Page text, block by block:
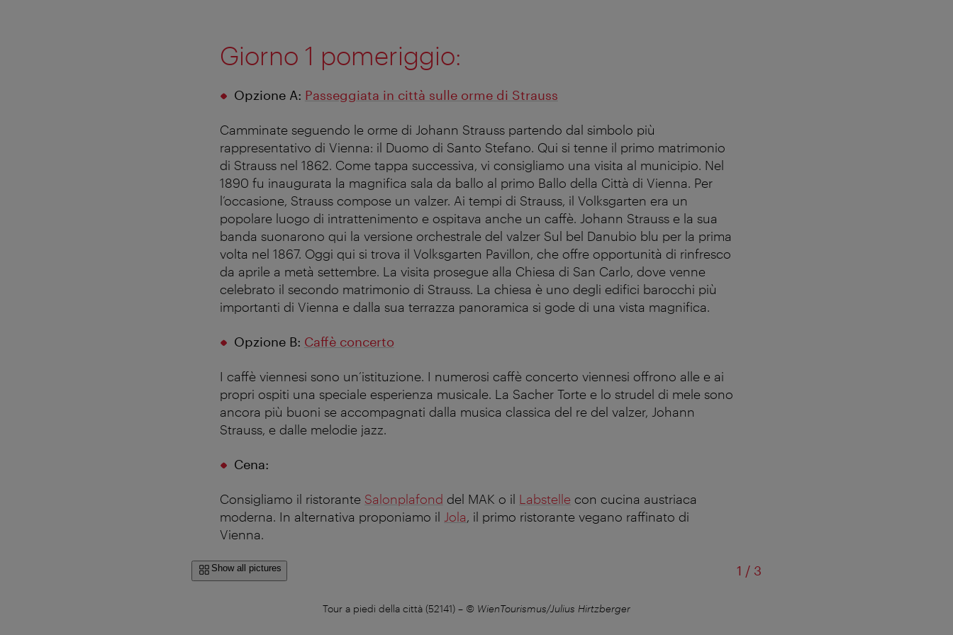
Giorno 1 pomeriggio:
Opzione A: Passeggiata in città sulle orme di Strauss
Camminate seguendo le orme di Johann Strauss partendo dal simbolo più
rappresentativo di Vienna: il Duomo di Santo Stefano. Qui si tenne il primo matrimonio
di Strauss nel 1862. Come tappa successiva, vi consigliamo una visita al municipio. Nel
1890 fu inaugurata la magnifica sala da ballo al primo Ballo della Città di Vienna. Per
l’occasione, Strauss compose un valzer. Ai tempi di Strauss, il Volksgarten era un
popolare luogo di intrattenimento e ospitava anche un caffè. Johann Strauss e la sua
banda suonarono qui la versione orchestrale del valzer Sul bel Danubio blu per la prima
volta nel 1867. Oggi qui si trova il Volksgarten Pavillon, che offre opportunità di rinfresco
da aprile a metà settembre. La visita prosegue alla Chiesa di San Carlo, dove venne
celebrato il secondo matrimonio di Strauss. La chiesa è uno degli edifici barocchi più
importanti di Vienna e dalla sua terrazza panoramica si gode di una vista magnifica.
Opzione B: Caffè concerto
I caffè viennesi sono un’istituzione. I numerosi caffè concerto viennesi offrono alle e ai
propri ospiti una speciale esperienza musicale. La Sacher Torte e lo strudel di mele sono
ancora più buoni se accompagnati dalla musica classica del re del valzer, Johann
Strauss, e dalle melodie jazz.
Cena:
Consigliamo il ristorante Salonplafond del MAK o il Labstelle con cucina austriaca
moderna. In alternativa proponiamo il Jola, il primo ristorante vegano raffinato di
Vienna.
Show all pictures 1 /of
3
Tour a piedi della città (52141) – © WienTourismus/Julius Hirtzberger